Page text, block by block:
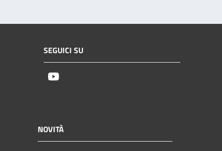
SEGUICI SU
NOVITÀ